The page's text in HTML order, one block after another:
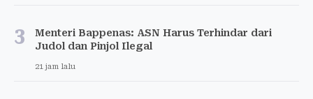
3
Menteri Bappenas: ASN Harus Terhindar dari
Judol dan Pinjol Ilegal
21 jam lalu